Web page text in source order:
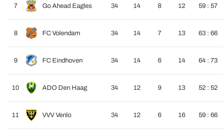
7 Go Ahead Eagles 34 14 8 12 59 : 57
8 FC Volendam 34 14 7 13 63 : 66
9 FC Eindhoven 34 14 6 14 64 : 73
10 ADO Den Haag 34 12 9 13 52 : 52
11 VVV Venlo 34 12 6 16 59 : 66